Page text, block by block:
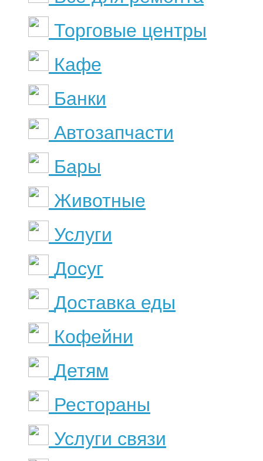
Торговые центры
Кафе
Банки
Автозапчасти
Бары
Животные
Услуги
Досуг
Доставка еды
Кофейни
Детям
Рестораны
Услуги связи